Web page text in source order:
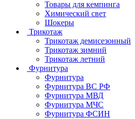
Товары для кемпинга
Химический свет
Шокеры
Трикотаж
Трикотаж демисезонный
Трикотаж зимний
Трикотаж летний
Фурнитура
Фурнитура
Фурнитура ВС РФ
Фурнитура МВД
Фурнитура МЧС
Фурнитура ФСИН